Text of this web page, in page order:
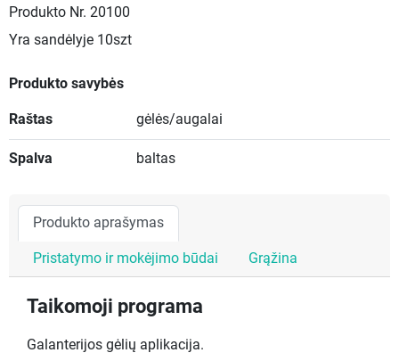
Produkto Nr. 20100
Yra sandėlyje 10szt
Produkto savybės
Raštas gėlės/augalai
Spalva baltas
Produkto aprašymas
Pristatymo ir mokėjimo būdai Grąžina
Taikomoji programa
Galanterijos gėlių aplikacija.